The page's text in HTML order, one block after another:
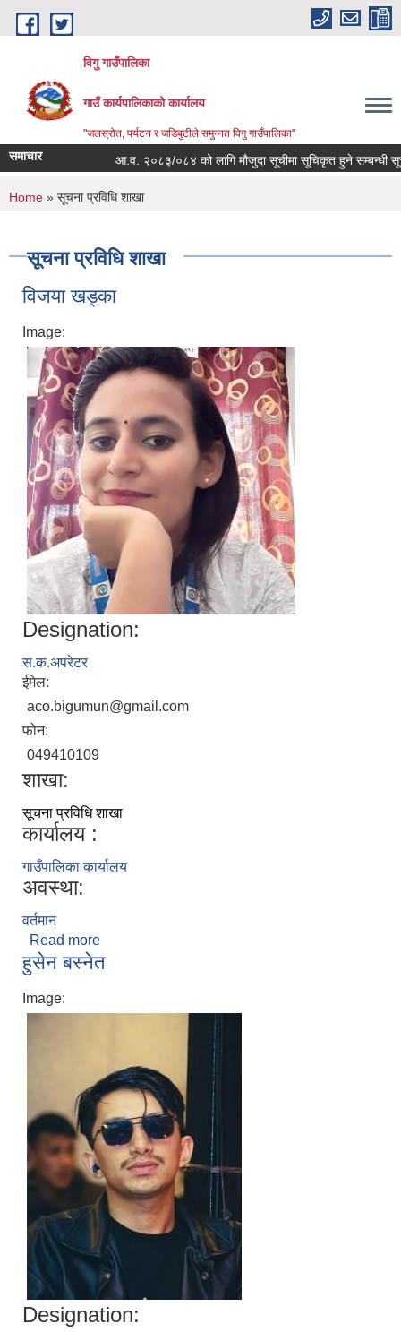
Skip to main content
विगु गाउँपालिका
गाउँ कार्यपालिकाको कार्यालय
"जलस्रोत, पर्यटन र जडिबुटीले समुन्नत विगु गाउँपालिका"
समाचार आ.व. २०८३/०८४ को लागि मौजुदा सूचीमा सूचिकृत हुने सम्बन्धी सूचना
You are here
Home » सूचना प्रविधि शाखा
सूचना प्रविधि शाखा
विजया खड्का
Image:
Designation:
स.क.अपरेटर
ईमेल:
aco.bigumun@gmail.com
फोन:
049410109
शाखा:
सूचना प्रविधि शाखा
कार्यालय :
गाउँपालिका कार्यालय
अवस्था:
वर्तमान
Read more
हुसेन बस्नेत
Image:
Designation: